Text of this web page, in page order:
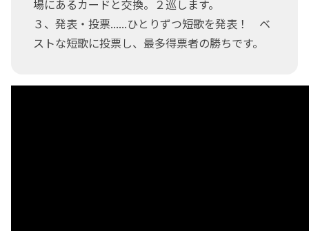
場にあるカードと交換。２巡します。
３、発表・投票......ひとりずつ短歌を発表！ ベ
ストな短歌に投票し、最多得票者の勝ちです。